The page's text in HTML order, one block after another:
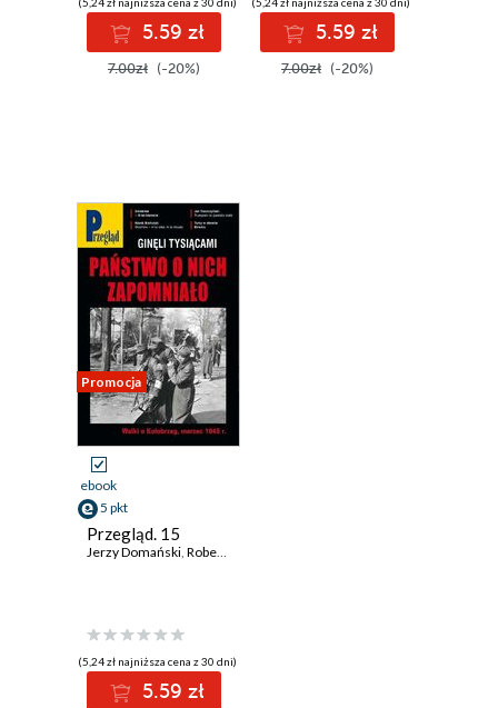
(5,24 zł najniższa cena z 30 dni)
5.59 zł
7.00zł (-20%)
(5,24 zł najniższa cena z 30 dni)
5.59 zł
7.00zł (-20%)
Promocja
ebook
5 pkt
Przegląd. 15
Jerzy Domański, Robert Walenciak
(5,24 zł najniższa cena z 30 dni)
5.59 zł